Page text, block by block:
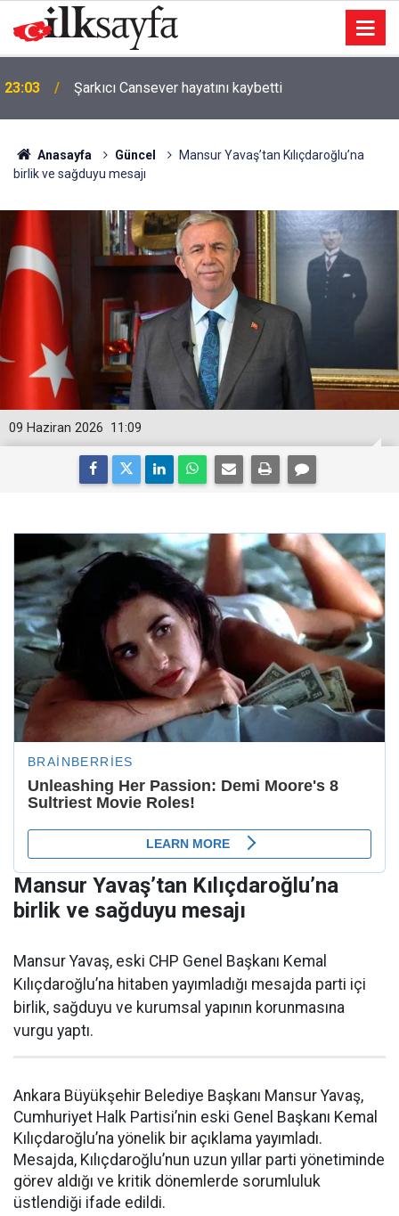
23:03 Şarkıcı Cansever hayatını kaybetti
Anasayfa Güncel
Mansur Yavaş’tan Kılıçdaroğlu’na
birlik ve sağduyu mesajı
11:09
09 Haziran 2026
Mansur Yavaş’tan Kılıçdaroğlu’na
birlik ve sağduyu mesajı
Mansur Yavaş, eski CHP Genel Başkanı Kemal
Kılıçdaroğlu’na hitaben yayımladığı mesajda parti içi
birlik, sağduyu ve kurumsal yapının korunmasına
vurgu yaptı.
Ankara Büyükşehir Belediye Başkanı Mansur Yavaş,
Cumhuriyet Halk Partisi’nin eski Genel Başkanı Kemal
Kılıçdaroğlu’na yönelik bir açıklama yayımladı.
Mesajda, Kılıçdaroğlu’nun uzun yıllar parti yönetiminde
görev aldığı ve kritik dönemlerde sorumluluk
üstlendiği ifade edildi.